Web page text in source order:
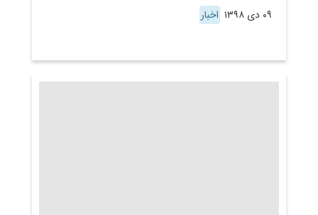
۰۹ دی ۱۳۹۸ اخبار